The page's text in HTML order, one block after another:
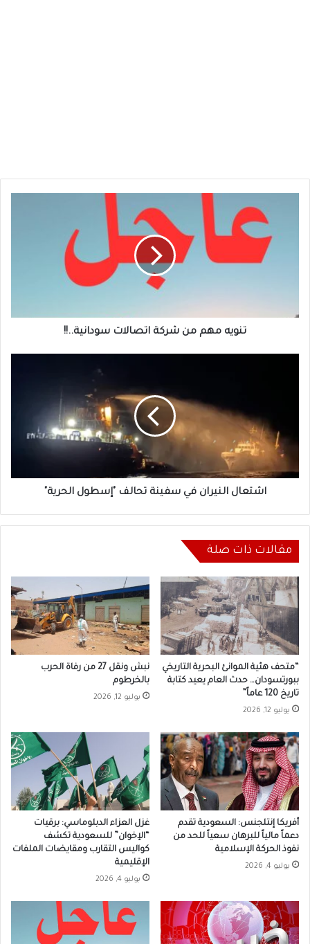
تنويه مهم من شركة اتصالات سودانية..!!
"إسطول
الحرية"
اشتعال النيران في سفينة تحالف "إسطول الحرية"
مقالات ذات صلة
“متحف هئية الموانئ البحرية التاريخي
ببورتسودان… حدث العام يعيد كتابة
تاريخ 120 عاماً”
يوليو 12, 2026
نبش ونقل 27 من رفاة الحرب
بالخرطوم
يوليو 12, 2026
أفريكا إنتلجنس: السعودية تقدم
دعماً مالياً للبرهان سعياً للحد من
نفوذ الحركة الإسلامية
يوليو 4, 2026
غزل العزاء الدبلوماسي: برقيات
“الإخوان” للسعودية تكشف
كواليس التقارب ومقايضات الملفات
الإقليمية
يوليو 4, 2026